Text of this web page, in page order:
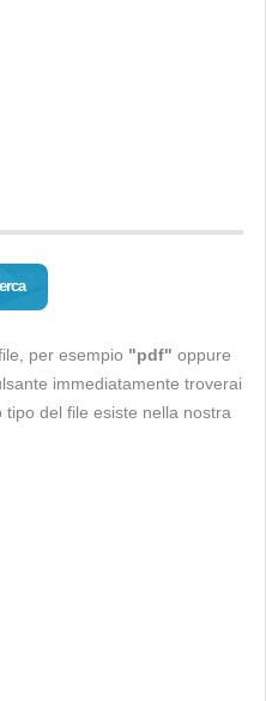
per esempio "pdf" oppure
immediatamente troverai
del file esiste nella nostra